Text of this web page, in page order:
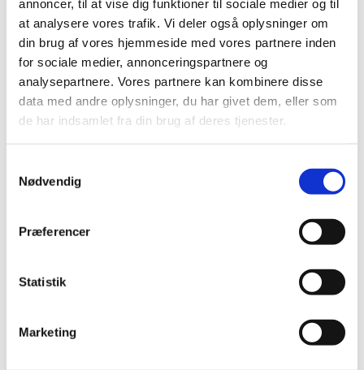
annoncer, til at vise dig funktioner til sociale medier og til
at analysere vores trafik. Vi deler også oplysninger om
din brug af vores hjemmeside med vores partnere inden
for sociale medier, annonceringspartnere og
analysepartnere. Vores partnere kan kombinere disse
data med andre oplysninger, du har givet dem, eller som
de har indsamlet fra din brug af deres tjenester.
Nødvendig
Præferencer
Statistik
Marketing
Bolivia
indeholder Danmark-Bolivias landepolitik